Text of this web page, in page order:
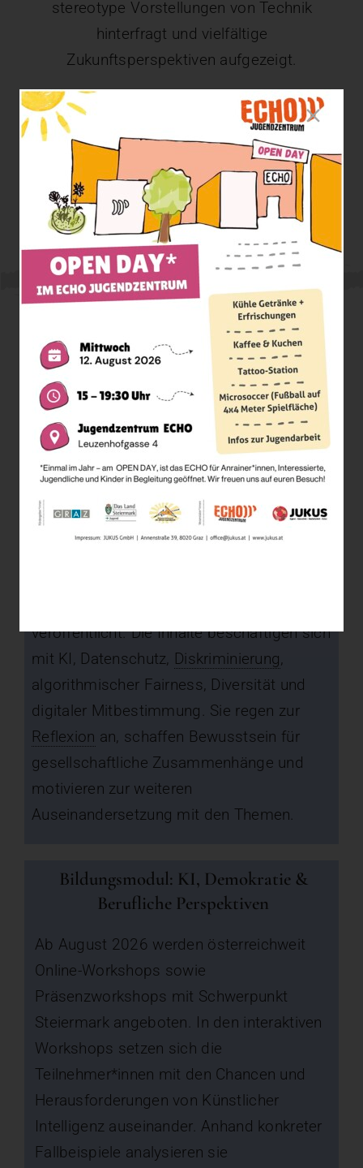
stereotype Vorstellungen von Technik
hinterfragt und vielfältige
Zukunftsperspektiven aufgezeigt.
E: stephanie@jukus.at
M: +43 676 7609658
Das Projekt gliedert sich in drei
zentrale Bausteine
1. Social-Media-Impulse
Über die bestehenden Kanäle des
veröffentlicht. Die Inhalte beschäftigen sich
mit KI, Datenschutz, Diskriminierung,
algorithmischer Fairness, Diversität und
digitaler Mitbestimmung. Sie regen zur
Reflexion an, schaffen Bewusstsein für
gesellschaftliche Zusammenhänge und
motivieren zur weiteren
Auseinandersetzung mit den Themen.
Bildungsmodul: KI, Demokratie &
Berufliche Perspektiven
Ab August 2026 werden österreichweit
Online-Workshops sowie
Präsenzworkshops mit Schwerpunkt
Steiermark angeboten. In den interaktiven
Workshops setzen sich die
Teilnehmer*innen mit den Chancen und
Herausforderungen von Künstlicher
Intelligenz auseinander. Anhand konkreter
Fallbeispiele analysieren sie